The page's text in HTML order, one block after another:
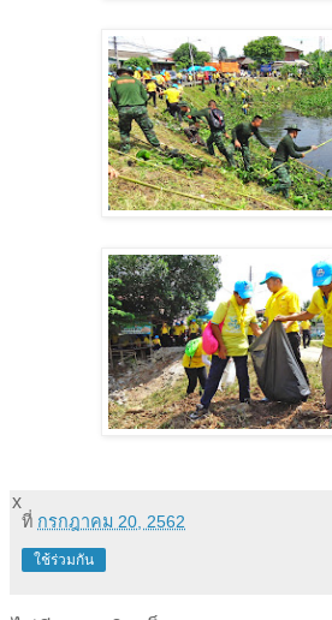
x
ที่ กรกฎาคม 20, 2562
ใช้ร่วมกัน